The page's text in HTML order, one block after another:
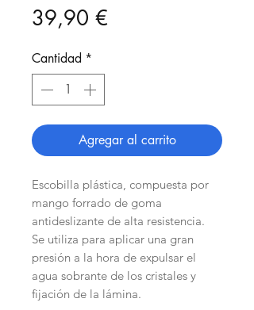
39,90 €
Cantidad *
Agregar al carrito
Escobilla plástica, compuesta por
mango forrado de goma
antideslizante de alta resistencia.
Se utiliza para aplicar una gran
presión a la hora de expulsar el
agua sobrante de los cristales y
fijación de la lámina.